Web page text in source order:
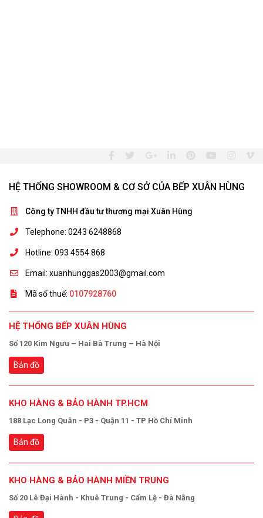
HỆ THỐNG SHOWROOM & CƠ SỞ CỦA BẾP XUÂN HÙNG
Công ty TNHH đầu tư thương mại Xuân Hùng
Telephone: 0243 6248868
Hotline: 093 4554 868
Email: xuanhunggas2003@gmail.com
Mã số thuế: 0107928760
HỆ THỐNG BẾP XUÂN HÙNG
Số 120 Kim Ngưu – Hai Bà Trưng – Hà Nội
Bản đồ
KHO HÀNG & BẢO HÀNH TP.HCM
188 Lạc Long Quân - P3 - Quận 11 - TP Hồ Chí Minh
Bản đồ
KHO HÀNG & BẢO HÀNH MIỀN TRUNG
Số 20 Lê Đại Hành - Khuê Trung - Cẩm Lệ - Đà Nẵng